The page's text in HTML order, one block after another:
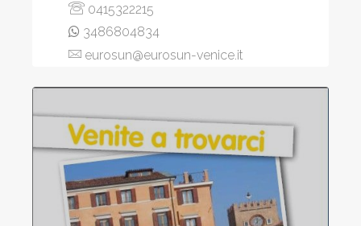
0415322215
3486804834
eurosun@eurosun-venice.it